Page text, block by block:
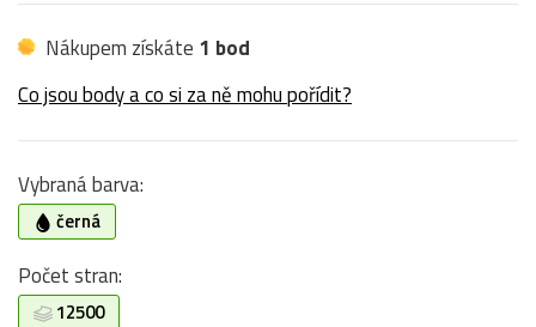
Nákupem získáte 1 bod
Co jsou body a co si za ně mohu pořídit?
Vybraná barva:
černá
Počet stran:
12500